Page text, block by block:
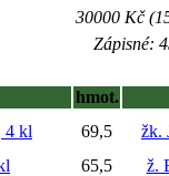
30000 Kč
Zápisné:
hmot.
4 kl 69,5
žk.
65,5
ž.